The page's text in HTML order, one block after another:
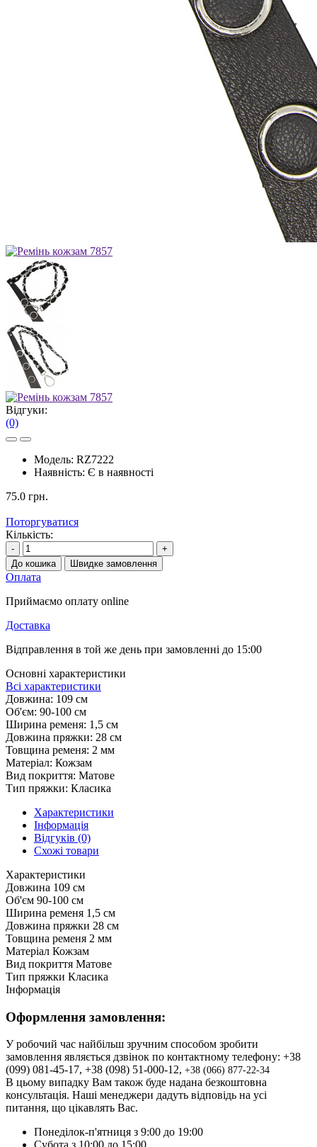
Відгуки:
(0)
Модель: RZ7222
Наявність: Є в наявності
75.0 грн.
Поторгуватися
Кількість:
-
+
До кошика
Швидке замовлення
Оплата
Приймаємо оплату online
Доставка
Відправлення в той же день при замовленні до 15:00
Основні характеристики
Всі характеристики
Довжина: 109 см
Об'єм: 90-100 см
Ширина ременя: 1,5 см
Довжина пряжки: 28 см
Товщина ременя: 2 мм
Матеріал: Кожзам
Вид покриття: Матове
Тип пряжки: Класика
Характеристики
Інформація
Відгуків (0)
Схожі товари
Характеристики
Довжина 109 см
Об'єм 90-100 см
Ширина ременя 1,5 см
Довжина пряжки 28 см
Товщина ременя 2 мм
Матеріал Кожзам
Вид покриття Матове
Тип пряжки Класика
Інформація
Оформлення замовлення:
У робочий час найбільш зручним способом зробити
замовлення являється дзвінок по контактному телефону: +38
(099) 081-45-17, +38 (098) 51-000-12, +38 (066) 877-22-34
В цьому випадку Вам також буде надана безкоштовна
консультація. Наші менеджери дадуть відповідь на усі
питання, що цікавлять Вас.
Понеділок-п'ятниця з 9:00 до 19:00